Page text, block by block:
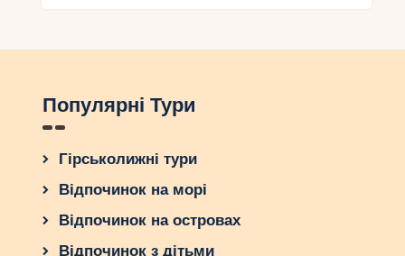
Популярні Тури
Гірськолижні тури
Відпочинок на морі
Відпочинок на островах
Відпочинок з дітьми